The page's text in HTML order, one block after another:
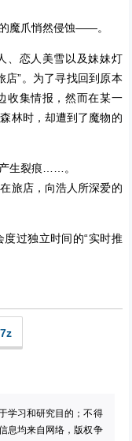
魔爪悄然侵蚀——。
、恋人美雪以及妹妹灯
店”。为了寻找回到原本
收集情报，然而在某一
林时，却遭到了魔物的
生裂痕……。
旅店，向浩人所深爱的
过独立时间的“实时推
学习和研究目的；不得
息均来自网络，版权争